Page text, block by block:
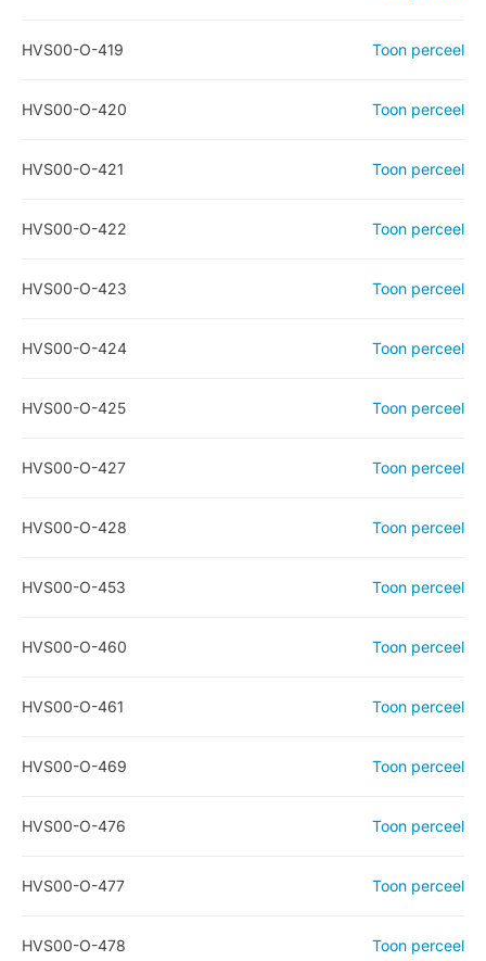
HVS00-O-419 Toon perceel
HVS00-O-420 Toon perceel
HVS00-O-421 Toon perceel
HVS00-O-422 Toon perceel
HVS00-O-423 Toon perceel
HVS00-O-424 Toon perceel
HVS00-O-425 Toon perceel
HVS00-O-427 Toon perceel
HVS00-O-428 Toon perceel
HVS00-O-453 Toon perceel
HVS00-O-460 Toon perceel
HVS00-O-461 Toon perceel
HVS00-O-469 Toon perceel
HVS00-O-476 Toon perceel
HVS00-O-477 Toon perceel
HVS00-O-478 Toon perceel